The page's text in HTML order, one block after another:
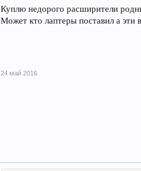
Куплю недорого расширители
Может кто лаптеры поставил а эти
24 май 2016